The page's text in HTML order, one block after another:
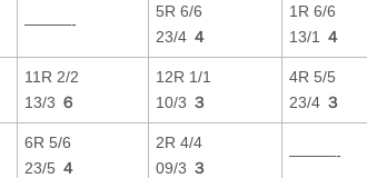
———-
5R 6/6
23/4 ４
1R 6/6
13/1
４
11R 2/2
13/3 ６
12R 1/1
10/3 ３
4R 5/5
23/4 ３
6R 5/6
23/5 ４
2R 4/4
09/3 ３
———-